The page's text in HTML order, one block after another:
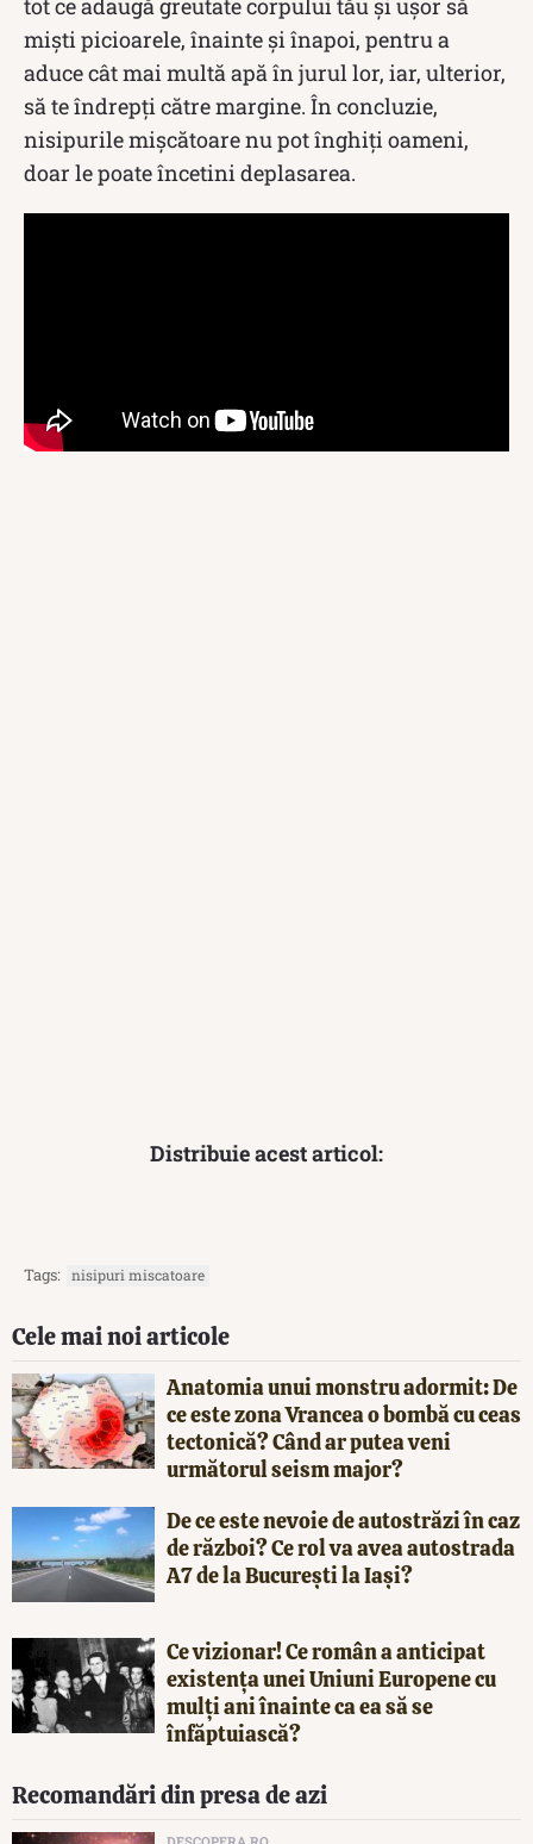
miști picioarele, înainte și înapoi, pentru a
aduce cât mai multă apă în jurul lor, iar, ulterior,
să te îndrepți către margine. În concluzie,
nisipurile mișcătoare nu pot înghiți oameni,
doar le poate încetini deplasarea.
Distribuie acest articol:
Tags: nisipuri miscatoare
Cele mai noi articole
Anatomia unui monstru adormit: De
ce este zona Vrancea o bombă cu ceas
tectonică? Când ar putea veni
următorul seism major?
De ce este nevoie de autostrăzi în caz
de război? Ce rol va avea autostrada
A7 de la București la Iași?
Ce vizionar! Ce român a anticipat
existența unei Uniuni Europene cu
mulți ani înainte ca ea să se
înfăptuiască?
Recomandări din presa de azi